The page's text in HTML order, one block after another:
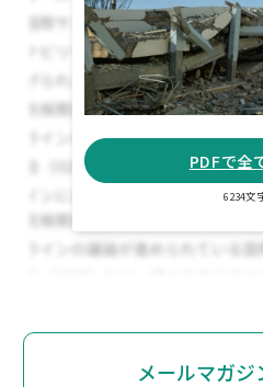
PDFで全
6234文
メールマガ